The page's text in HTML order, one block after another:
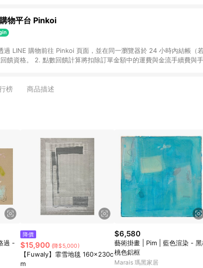
物平台 Pinkoi
過 LINE 購物前往 Pinkoi 頁面，並在同一瀏覽器於 24 小時內結帳（
饋資格。 2. 點數回饋計算將扣除訂單金額中的運費與金流手續費與
APP 請更新至Android v4.6.0 / iOS v4.1.5 以上才具贈點資格。 7.
明為準。 11. 若於 LINE 購物前往 Pinkoi 頁面後才首次下載 Pinkoi
榜 商品描述
過 -
降價
$15,900 (降$5,000)
【Fuwaly】霏雪地毯 160x230c
m
$6,580
藝術掛畫 | Pim | 藍色渲染 - 黑
桃色鋁框
Marais 瑪黑家居